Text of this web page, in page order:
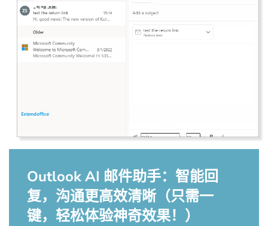
Outlook AI 邮件助手：智能回
复，沟通更高效清晰（只需一
键，轻松体验神奇效果！）